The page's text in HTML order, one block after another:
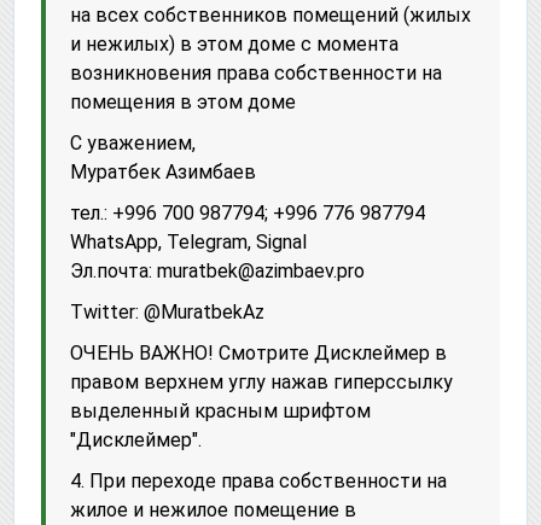
на всех собственников помещений (жилых
и нежилых) в этом доме с момента
возникновения права собственности на
помещения в этом доме
С уважением,
Муратбек Азимбаев
тел.: +996 700 987794; +996 776 987794
WhatsApp, Telegram, Signal
Эл.почта: muratbek@azimbaev.pro
Twitter: @MuratbekAz
ОЧЕНЬ ВАЖНО! Смотрите Дисклеймер в
правом верхнем углу нажав гиперссылку
выделенный красным шрифтом
"Дисклеймер".
4. При переходе права собственности на
жилое и нежилое помещение в